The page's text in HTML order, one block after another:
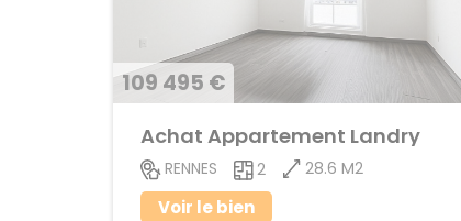
109 495 €
Achat Appartement Landry
RENNES 2 28.6 M2
Voir le bien